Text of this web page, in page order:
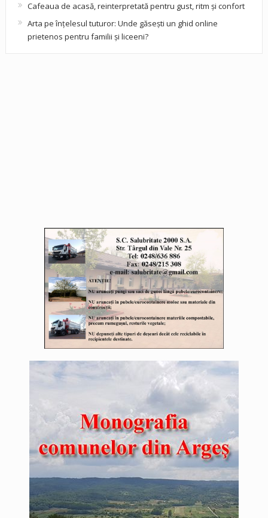
Cafeaua de acasă, reinterpretată pentru gust, ritm și confort
Arta pe înțelesul tuturor: Unde găsești un ghid online
prietenos pentru familii și liceeni?